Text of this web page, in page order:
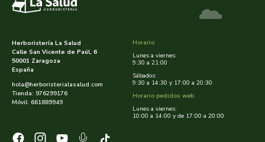
Herboristería La Salud
Calle San Vicente de Paúl, 6
50001 Zaragoza
España
hola@herboristerialasalud.com
Tienda: 976299176
Móvil: 661889949
Horario
Lunes a viernes:
9:30 a 21:00
Sábados:
9:30 a 14:30 y 17:00 a 20:30
Horario pedidos web
Lunes a viernes:
10:00 a 14:00 y de 17:00 a 20:00
praxis
primeal
quinton laboratoirs